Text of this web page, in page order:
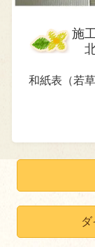
施
北
和紙表（若